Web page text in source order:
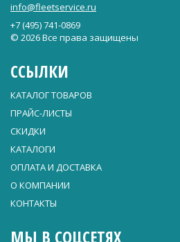
info@fleetservice.ru
+7 (495) 741-0869
© 2026 Все права защищены
ССЫЛКИ
КАТАЛОГ ТОВАРОВ
ПРАЙС-ЛИСТЫ
СКИДКИ
КАТАЛОГИ
ОПЛАТА И ДОСТАВКА
О КОМПАНИИ
КОНТАКТЫ
МЫ В СОЦСЕТЯХ